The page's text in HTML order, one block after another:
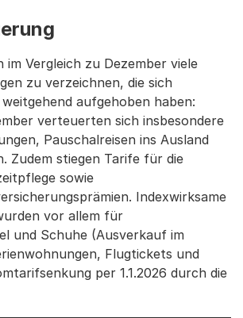
im Vergleich zu Dezember viele
zu verzeichnen, die sich
aufgehoben haben:
verteuerten sich insbesondere
Pauschalreisen ins Ausland
Zudem stiegen Tarife für die
sowie
Indexwirksame
vor allem für
und Schuhe (Ausverkauf im
Flugtickets und
per 1.1.2026 durch die